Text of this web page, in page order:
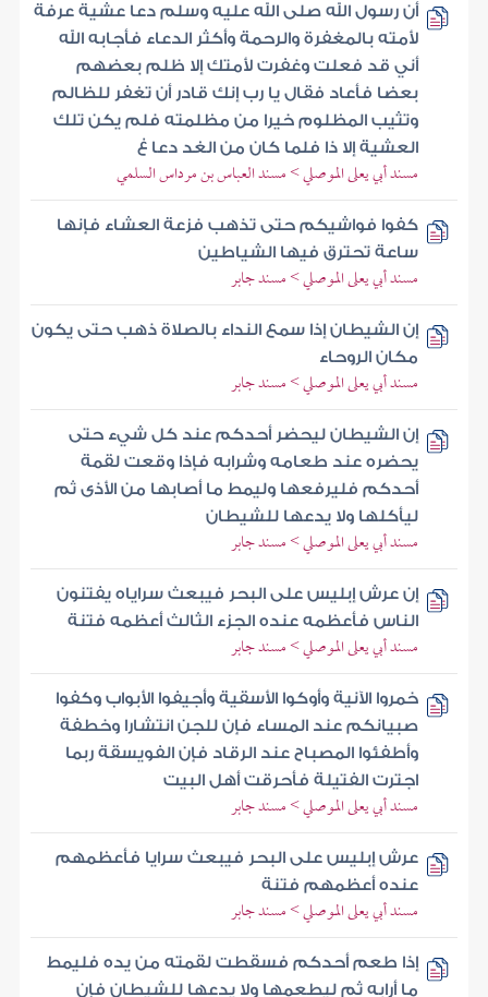
أن رسول الله صلى الله عليه وسلم دعا عشية عرفة
لأمته بالمغفرة والرحمة وأكثر الدعاء فأجابه الله
أني قد فعلت وغفرت لأمتك إلا ظلم بعضهم
بعضا فأعاد فقال يا رب إنك قادر أن تغفر للظالم
وتثيب المظلوم خيرا من مظلمته فلم يكن تلك
العشية إلا ذا فلما كان من الغد دعا غ
مسند أبي يعلى الموصلي > مسند العباس بن مرداس السلمي
كفوا فواشيكم حتى تذهب فزعة العشاء فإنها
ساعة تحترق فيها الشياطين
مسند أبي يعلى الموصلي > مسند جابر
إن الشيطان إذا سمع النداء بالصلاة ذهب حتى يكون
مكان الروحاء
مسند أبي يعلى الموصلي > مسند جابر
إن الشيطان ليحضر أحدكم عند كل شيء حتى
يحضره عند طعامه وشرابه فإذا وقعت لقمة
أحدكم فليرفعها وليمط ما أصابها من الأذى ثم
ليأكلها ولا يدعها للشيطان
مسند أبي يعلى الموصلي > مسند جابر
إن عرش إبليس على البحر فيبعث سراياه يفتنون
الناس فأعظمه عنده الجزء الثالث أعظمه فتنة
مسند أبي يعلى الموصلي > مسند جابر
خمروا الآنية وأوكوا الأسقية وأجيفوا الأبواب وكفوا
صبيانكم عند المساء فإن للجن انتشارا وخطفة
وأطفئوا المصباح عند الرقاد فإن الفويسقة ربما
اجترت الفتيلة فأحرقت أهل البيت
مسند أبي يعلى الموصلي > مسند جابر
عرش إبليس على البحر فيبعث سرايا فأعظمهم
عنده أعظمهم فتنة
مسند أبي يعلى الموصلي > مسند جابر
إذا طعم أحدكم فسقطت لقمته من يده فليمط
ما أرابه ثم ليطعمها ولا يدعها للشيطان فإن